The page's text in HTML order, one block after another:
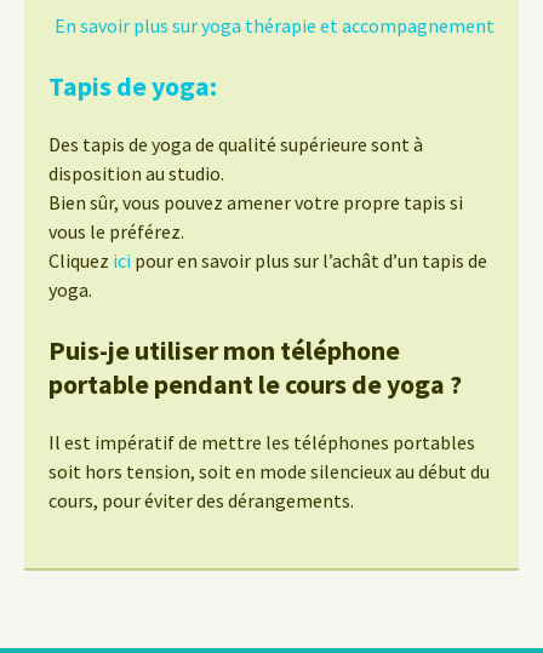
En savoir plus sur yoga thérapie et accompagnement
Tapis de yoga:
Des tapis de yoga de qualité supérieure sont à
disposition au studio.
Bien sûr, vous pouvez amener votre propre tapis si
vous le préférez.
Cliquez ici pour en savoir plus sur l’achât d’un tapis de
yoga.
Puis-je utiliser mon téléphone
portable pendant le cours de yoga ?
Il est impératif de mettre les téléphones portables
soit hors tension, soit en mode silencieux au début du
cours, pour éviter des dérangements.